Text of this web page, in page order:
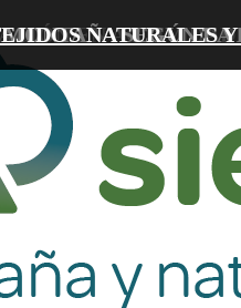
EN SEGÚN LA
NATURALES